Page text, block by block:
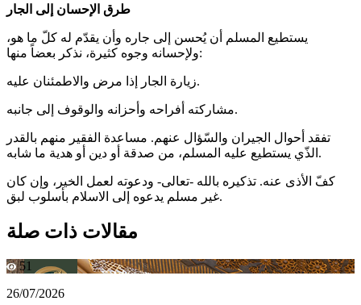
طرق الإحسان إلى الجار
يستطيع المسلم أن يُحسن إلى جاره وأن يقدّم له كلّ ما هو،
ولإحسانه وجوه كثيرة، نذكر بعضاً منها:
زيارة الجار إذا مرض والاطمئنان عليه.
مشاركته أفراحه وأحزانه والوقوف إلى جانبه.
تفقد أحوال الجيران والسّؤال عنهم. مساعدة الفقير منهم بالقدر
الذّي يستطيع عليه المسلم، من صدقة أو دين أو هدية ما شابه.
كفّ الأذى عنه. تذكيره بالله -تعالى- ودعوته لعمل الخير، وإن كان
غير مسلم يدعوه إلى الاسلام بأسلوب لبق.
مقالات ذات صلة
51
26/07/2026